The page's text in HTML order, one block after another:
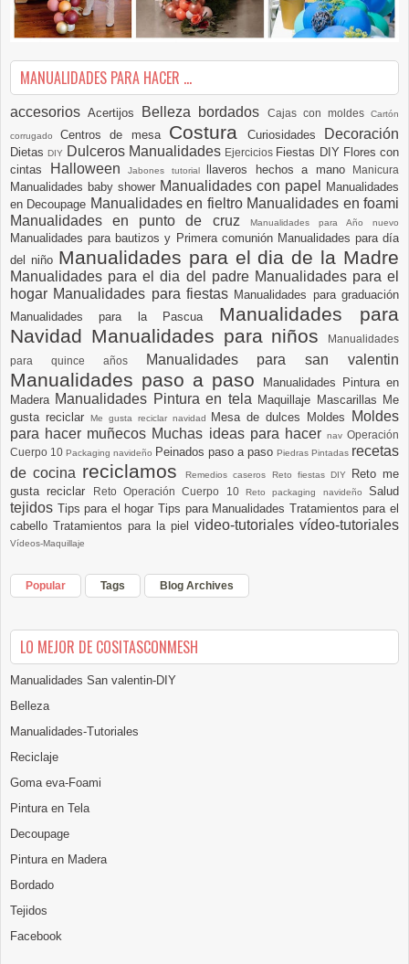
MANUALIDADES PARA HACER ...
accesoriosAcertijos Belleza bordados Cajas con moldesCartón
corrugadoCentros de mesa Costura Curiosidades Decoración
DietasDIY Dulceros Manualidades Ejercicios Fiestas DIY Flores con
cintas
Halloween Jabones tutorial llaveros hechos a mano Manicura
Manualidades baby shower Manualidades con papel
Manualidades
en Decoupage Manualidades en fieltro Manualidades en foami
Manualidades en punto de cruz
Manualidades para Año nuevo
Manualidades para bautizos y Primera comunión Manualidades para día
del niño Manualidades para el dia de la Madre
Manualidades para el dia del padre Manualidades para el
hogar Manualidades para fiestas Manualidades para graduación
Manualidades para la Pascua Manualidades para
Navidad Manualidades para niños
Manualidades
para quince años
Manualidades para san valentin
Manualidades paso a paso
Manualidades Pintura en
Madera Manualidades Pintura en tela Maquillaje Mascarillas Me
gusta reciclar
Me gusta reciclar navidad Mesa de dulces Moldes
Moldes
para hacer muñecos Muchas ideas para hacer nav Operación
Cuerpo 10 Packaging navideño Peinados paso a paso Piedras Pintadas recetas
de cocina reciclamosRemedios caseros Reto fiestas DIY Reto me
gusta reciclar
Reto Operación Cuerpo 10Reto packaging navideñoSalud
tejidos Tips para el hogarTips para Manualidades Tratamientos para el
cabello Tratamientos para la piel video-tutoriales vídeo-tutoriales
Vídeos-Maquillaje
Popular Tags Blog Archives
LO MEJOR DE COSITASCONMESH
Manualidades San valentin-DIY
Belleza
Manualidades-Tutoriales
Reciclaje
Goma eva-Foami
Pintura en Tela
Decoupage
Pintura en Madera
Bordado
Tejidos
Facebook